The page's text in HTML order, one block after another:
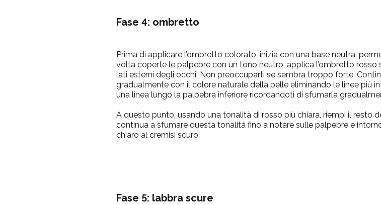
Fase 4: ombretto
Prima di applicare l’ombretto colorato, inizia con una base neutra:
volta coperte le palpebre con un tono neutro, applica l’ombretto
lati esterni degli occhi. Non preoccuparti se sembra troppo forte.
gradualmente con il colore naturale della pelle eliminando le linee più
una linea lungo la palpebra inferiore ricordandoti di sfumarla
A questo punto, usando una tonalità di rosso più chiara, riempi il resto
continua a sfumare questa tonalità fino a notare sulle palpebre e
chiaro al cremisi scuro.
Fase 5: labbra scure